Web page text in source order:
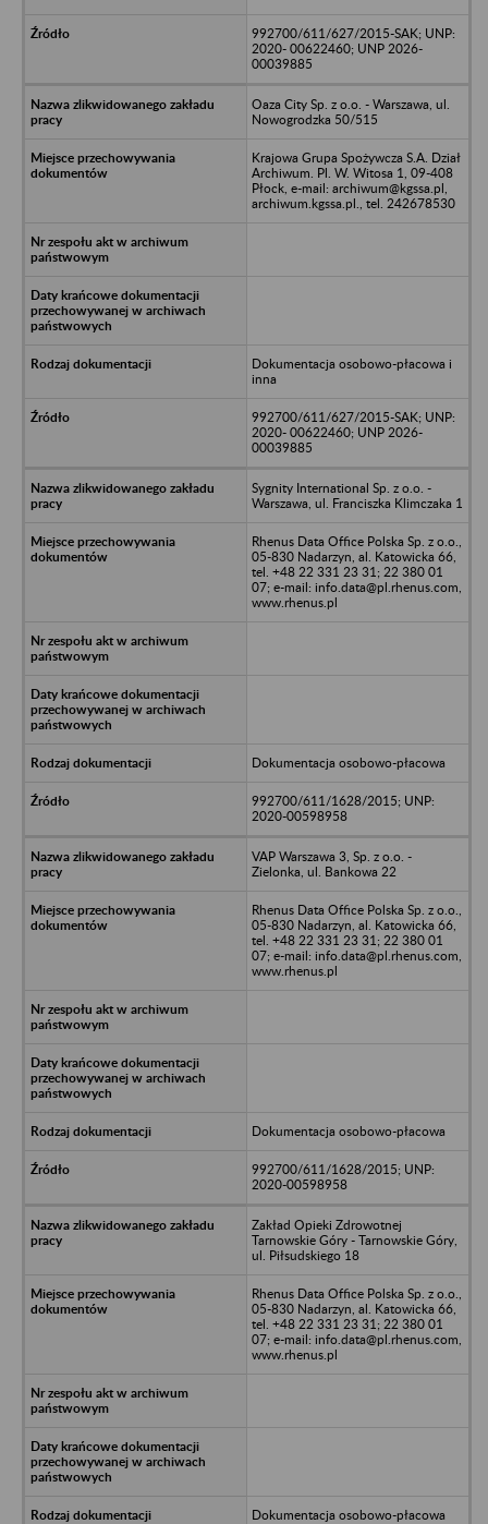
992700/611/627/2015-SAK; UNP:
2020- 00622460; UNP 2026-
00039885
Oaza City Sp. z o.o. - Warszawa, ul.
Nowogrodzka 50/515
Krajowa Grupa Spożywcza S.A. Dział
Archiwum. Pl. W. Witosa 1, 09-408
Płock, e-mail: archiwum@kgssa.pl,
archiwum.kgssa.pl., tel. 242678530
Dokumentacja osobowo-płacowa i
inna
992700/611/627/2015-SAK; UNP:
2020- 00622460; UNP 2026-
00039885
Sygnity International Sp. z o.o. -
Warszawa, ul. Franciszka Klimczaka 1
Rhenus Data Office Polska Sp. z o.o.,
05-830 Nadarzyn, al. Katowicka 66,
tel. +48 22 331 23 31; 22 380 01
07; e-mail: info.data@pl.rhenus.com,
www.rhenus.pl
Dokumentacja osobowo-płacowa
992700/611/1628/2015; UNP:
2020-00598958
VAP Warszawa 3, Sp. z o.o. -
Zielonka, ul. Bankowa 22
Rhenus Data Office Polska Sp. z o.o.,
05-830 Nadarzyn, al. Katowicka 66,
tel. +48 22 331 23 31; 22 380 01
07; e-mail: info.data@pl.rhenus.com,
www.rhenus.pl
Dokumentacja osobowo-płacowa
992700/611/1628/2015; UNP:
2020-00598958
Zakład Opieki Zdrowotnej
Tarnowskie Góry - Tarnowskie Góry,
ul. Piłsudskiego 18
Rhenus Data Office Polska Sp. z o.o.,
05-830 Nadarzyn, al. Katowicka 66,
tel. +48 22 331 23 31; 22 380 01
07; e-mail: info.data@pl.rhenus.com,
www.rhenus.pl
Dokumentacja osobowo-płacowa